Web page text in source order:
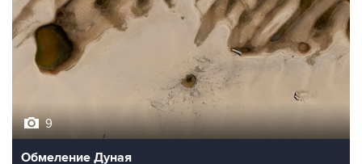
9
Обмеление Дуная